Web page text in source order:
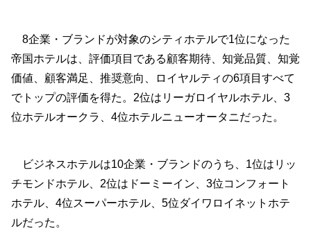
8企業・ブランドが対象のシティホテルで1位になった
帝国ホテルは、評価項目である顧客期待、知覚品質、知覚
価値、顧客満足、推奨意向、ロイヤルティの6項目すべて
でトップの評価を得た。2位はリーガロイヤルホテル、3
位ホテルオークラ、4位ホテルニューオータニだった。
ビジネスホテルは10企業・ブランドのうち、1位はリッ
チモンドホテル、2位はドーミーイン、3位コンフォート
ホテル、4位スーパーホテル、5位ダイワロイネットホテ
ルだった。